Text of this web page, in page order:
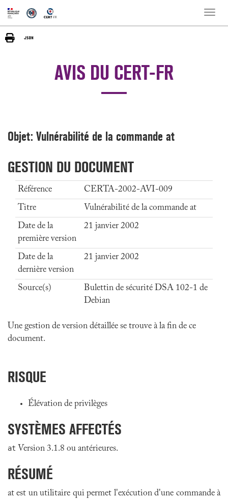
Toggle
AVIS DU CERT-FR
Objet: Vulnérabilité de la commande at
GESTION DU DOCUMENT
Référence
CERTA-2002-AVI-009
Titre
Vulnérabilité de la commande at
Date de la
première version
21 janvier 2002
Date de la
dernière version
21 janvier 2002
Source(s)
Bulettin de sécurité DSA 102-1 de
Debian
Une gestion de version détaillée se trouve à la fin de ce
document.
RISQUE
Élévation de privilèges
SYSTÈMES AFFECTÉS
at Version 3.1.8 ou antérieures.
RÉSUMÉ
at est un utilitaire qui permet l'exécution d'une commande à